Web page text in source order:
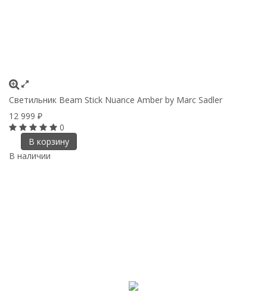
Светильник Beam Stick Nuance Amber by Marc Sadler
12 999 ₽
0
В корзину
В наличии